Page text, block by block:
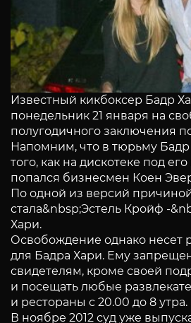
Известный кикбоксер Бадр
понедельник 21 января на
полугодичного заключения
Напомним, что в тюрьму
того, как на дискотеке под
попался бизнесмен Коен
По одной из версий
стала&nbsp;Эстель Кройф -
Хари.
Освобождение однако несет
для Бадра Хари. Ему
свидетелям, кроме своей
и посещать любые
и рестораны с 20.00 до 8 утра.
В ноябре 2012 суд уже